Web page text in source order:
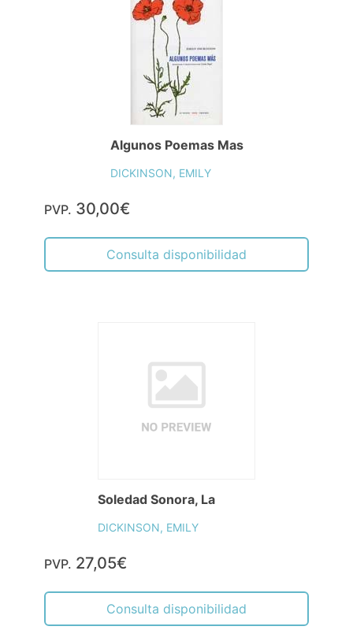
Algunos Poemas Mas
DICKINSON, EMILY
PVP. 30,00€
Consulta disponibilidad
Soledad Sonora, La
DICKINSON, EMILY
PVP. 27,05€
Consulta disponibilidad